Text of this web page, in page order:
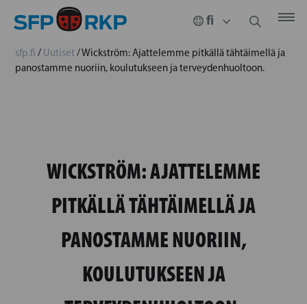
sfp.fi / Uutiset/Wickström: Ajattelemme pitkällä tähtäimellä ja
panostamme nuoriin, koulutukseen ja terveydenhuoltoon.
WICKSTRÖM: AJATTELEMME
PITKÄLLÄ TÄHTÄIMELLÄ JA
PANOSTAMME NUORIIN,
KOULUTUKSEEN JA